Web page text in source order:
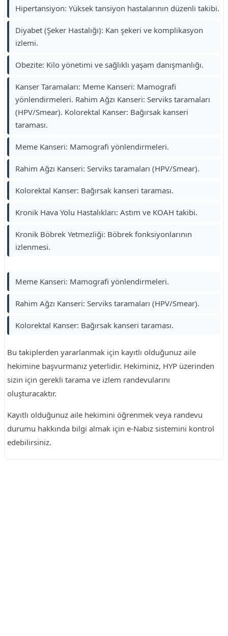
Hipertansiyon: Yüksek tansiyon hastalarının düzenli takibi.
Diyabet (Şeker Hastalığı): Kan şekeri ve komplikasyon
izlemi.
Obezite: Kilo yönetimi ve sağlıklı yaşam danışmanlığı.
Kanser Taramaları: Meme Kanseri: Mamografi
yönlendirmeleri. Rahim Ağzı Kanseri: Serviks taramaları
(HPV/Smear). Kolorektal Kanser: Bağırsak kanseri
taraması.
Meme Kanseri: Mamografi yönlendirmeleri.
Rahim Ağzı Kanseri: Serviks taramaları (HPV/Smear).
Kolorektal Kanser: Bağırsak kanseri taraması.
Kronik Hava Yolu Hastalıkları: Astım ve KOAH takibi.
Kronik Böbrek Yetmezliği: Böbrek fonksiyonlarının
izlenmesi.
Meme Kanseri: Mamografi yönlendirmeleri.
Rahim Ağzı Kanseri: Serviks taramaları (HPV/Smear).
Kolorektal Kanser: Bağırsak kanseri taraması.
Bu takiplerden yararlanmak için kayıtlı olduğunuz aile
hekimine başvurmanız yeterlidir. Hekiminiz, HYP üzerinden
sizin için gerekli tarama ve izlem randevularını
oluşturacaktır.
Kayıtlı olduğunuz aile hekimini öğrenmek veya randevu
durumu hakkında bilgi almak için e-Nabız sistemini kontrol
edebilirsiniz.